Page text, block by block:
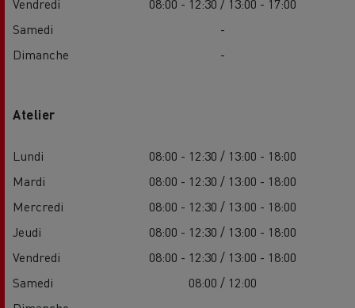
Vendredi
08:00 - 12:30 / 13:00 - 17:00
Samedi
-
Dimanche
-
Atelier
Lundi
08:00 - 12:30 / 13:00 - 18:00
Mardi
08:00 - 12:30 / 13:00 - 18:00
Mercredi
08:00 - 12:30 / 13:00 - 18:00
Jeudi
08:00 - 12:30 / 13:00 - 18:00
Vendredi
08:00 - 12:30 / 13:00 - 18:00
Samedi
08:00 / 12:00